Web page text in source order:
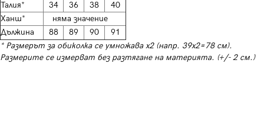
Талия*
34 36 38
40
Ханш*
няма значение
Дължина
88 89 90
91
* Размерът за обиколка се умножава х2 (напр. 39х2=78 см).
Размерите се измерват без разтягане на материята. (+/- 2 см.)